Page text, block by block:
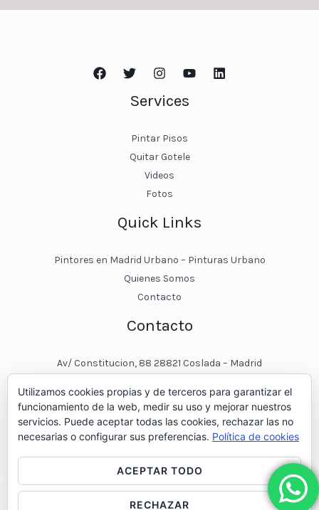
Services
Pintar Pisos
Quitar Gotele
Videos
Fotos
Quick Links
Pintores en Madrid Urbano – Pinturas Urbano
Quienes Somos
Contacto
Contacto
Av/ Constitucion, 88 28821 Coslada – Madrid
pinturasurbano@hotmail.es
+34 – 643 00 74 11
© 2026 Pintores en Madrid - Pinturas Urbano
Utilizamos cookies propias y de terceros para garantizar el
funcionamiento de la web, medir su uso y mejorar nuestros
servicios. Puede aceptar todas las cookies, rechazar las no
necesarias o configurar sus preferencias. Política de cookies
ACEPTAR TODO
RECHAZAR